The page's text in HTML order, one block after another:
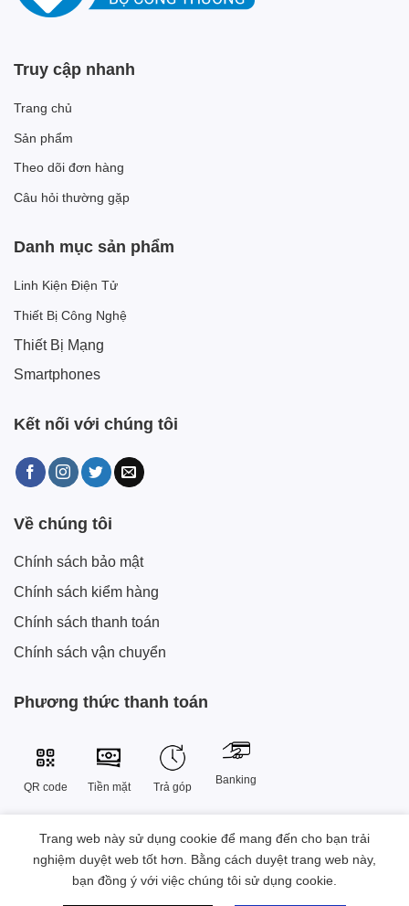
Truy cập nhanh
Trang chủ
Sản phẩm
Theo dõi đơn hàng
Câu hỏi thường gặp
Danh mục sản phẩm
Linh Kiện Điện Tử
Thiết Bị Công Nghệ
Thiết Bị Mạng
Smartphones
Kết nối với chúng tôi
Về chúng tôi
Chính sách bảo mật
Chính sách kiểm hàng
Chính sách thanh toán
Chính sách vận chuyển
Phương thức thanh toán
QR code Tiền mặt Trả góp
Banking
Công Ty TNHH Công Nghệ Sáng Tạo Xtech Việt Nam
38 Đường Số 9 , Khu đô thị Vạn Phúc, Phường Hiệp Bình, Thành
phố Hồ Chí Minh, Việt Nam.
Trang web này sử dụng cookie để mang đến cho bạn trải
nghiệm duyệt web tốt hơn. Bằng cách duyệt trang web này,
bạn đồng ý với việc chúng tôi sử dụng cookie.